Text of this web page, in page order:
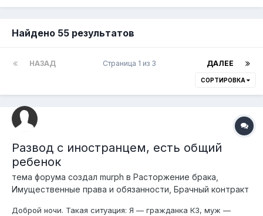
Найдено 55 результатов
НАЗАД ДАЛЕЕ
Страница 1 из 3
СОРТИРОВКА
Развод с иностранцем, есть общий
ребенок
тема форума создал murph в Расторжение брака,
Имущественные права и обязанности, Брачный контракт
Доброй ночи. Такая ситуация: Я — гражданка КЗ, муж —